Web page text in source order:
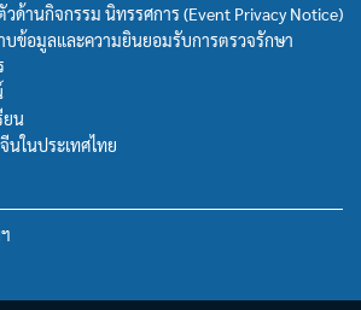
ด้านกิจกรรม นิทรรศการ (Event Privacy Notice)
บข้อมูลและความยินยอมรับการตรวจรักษา
ยน
นในประเทศไทย